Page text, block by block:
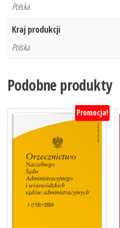
Polska
Kraj produkcji
Polska
Podobne produkty
Promocja!